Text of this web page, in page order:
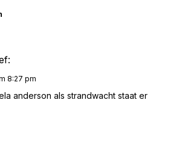
8:27 pm
anderson als strandwacht staat er